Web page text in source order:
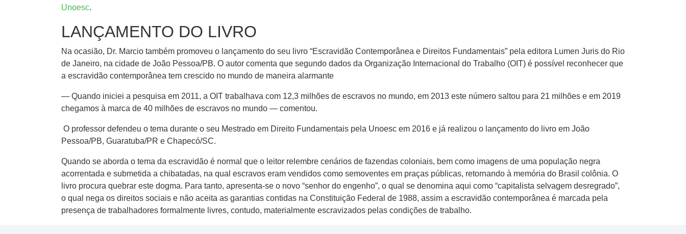
Unoesc.
LANÇAMENTO DO LIVRO
Na ocasião, Dr. Marcio também promoveu o lançamento do seu livro “Escravidão Contemporânea e Direitos Fundamentais” pela editora Lumen Juris do Rio
de Janeiro, na cidade de João Pessoa/PB. O autor comenta que segundo dados da Organização Internacional do Trabalho (OIT) é possível reconhecer que
a escravidão contemporânea tem crescido no mundo de maneira alarmante
— Quando iniciei a pesquisa em 2011, a OIT trabalhava com 12,3 milhões de escravos no mundo, em 2013 este número saltou para 21 milhões e em 2019
chegamos à marca de 40 milhões de escravos no mundo — comentou.
O professor defendeu o tema durante o seu Mestrado em Direito Fundamentais pela Unoesc em 2016 e já realizou o lançamento do livro em João
Pessoa/PB, Guaratuba/PR e Chapecó/SC.
Quando se aborda o tema da escravidão é normal que o leitor relembre cenários de fazendas coloniais, bem como imagens de uma população negra
acorrentada e submetida a chibatadas, na qual escravos eram vendidos como semoventes em praças públicas, retornando à memória do Brasil colônia. O
livro procura quebrar este dogma. Para tanto, apresenta-se o novo “senhor do engenho”, o qual se denomina aqui como “capitalista selvagem desregrado”,
o qual nega os direitos sociais e não aceita as garantias contidas na Constituição Federal de 1988, assim a escravidão contemporânea é marcada pela
presença de trabalhadores formalmente livres, contudo, materialmente escravizados pelas condições de trabalho.